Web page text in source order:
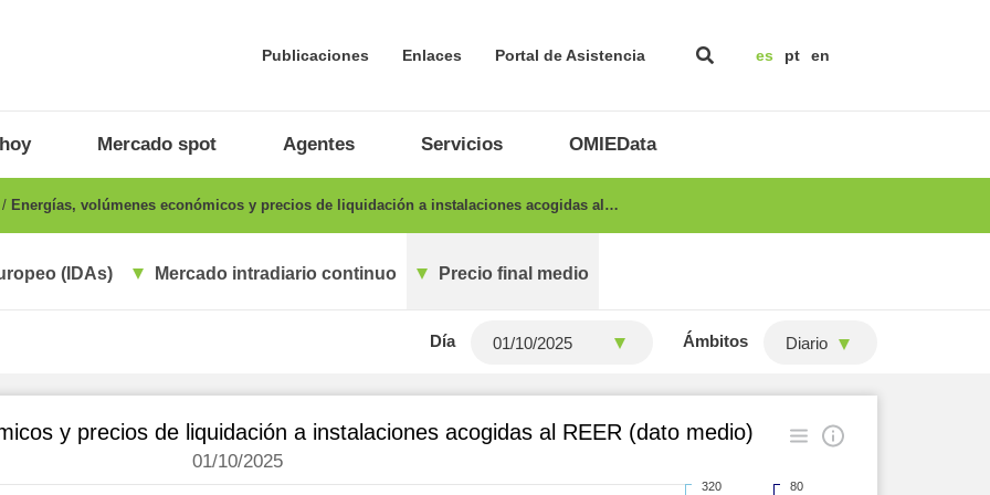
Publicaciones Enlaces Portal de Asistencia es pt en
Mercado spot Agentes Servicios OMIEData
Energías, volúmenes económicos y precios de liquidación a instalaciones acogidas al…
(IDAs) Mercado intradiario continuo Precio final medio
Día Ámbitos Diario
y precios de liquidación a instalaciones acogidas al REER (dato medio)
01/10/2025
320 80